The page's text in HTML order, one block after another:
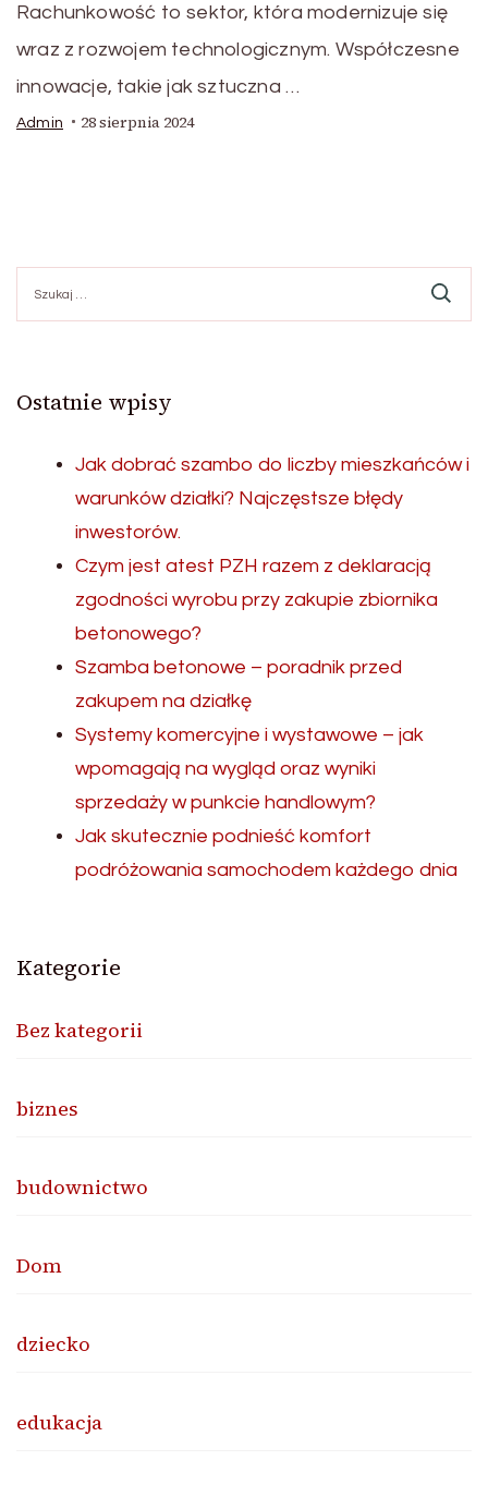
Rachunkowość to sektor, która modernizuje się
wraz z rozwojem technologicznym. Współczesne
innowacje, takie jak sztuczna …
Admin 28 sierpnia 2024
Ostatnie wpisy
Jak dobrać szambo do liczby mieszkańców i
warunków działki? Najczęstsze błędy
inwestorów.
Czym jest atest PZH razem z deklaracją
zgodności wyrobu przy zakupie zbiornika
betonowego?
Szamba betonowe – poradnik przed
zakupem na działkę
Systemy komercyjne i wystawowe – jak
wpomagają na wygląd oraz wyniki
sprzedaży w punkcie handlowym?
Jak skutecznie podnieść komfort
podróżowania samochodem każdego dnia
Kategorie
Bez kategorii
biznes
budownictwo
Dom
dziecko
edukacja